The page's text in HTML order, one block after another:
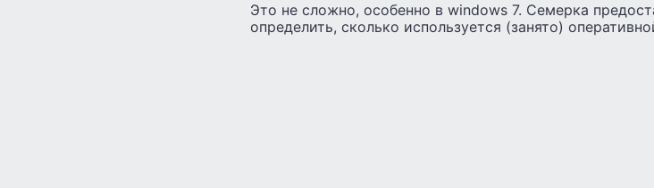
Это не сложно, особенно в windows 7. Семерка
определить, сколько используется (занято)